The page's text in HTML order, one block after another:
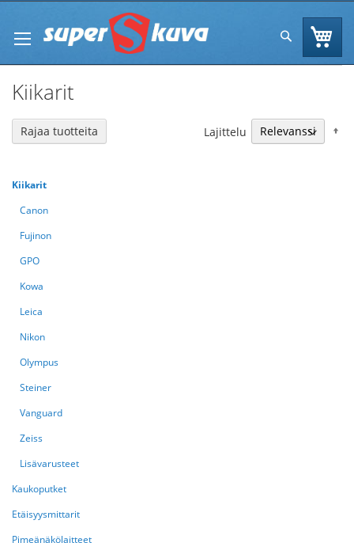
Content
Hae
Kiikarit
Lajittelu
Kiikarit
Canon
Fujinon
GPO
Kowa
Leica
Nikon
Olympus
Steiner
Vanguard
Zeiss
Lisävarusteet
Kaukoputket
Etäisyysmittarit
Pimeänäkölaitteet
Rajaa tuotteita